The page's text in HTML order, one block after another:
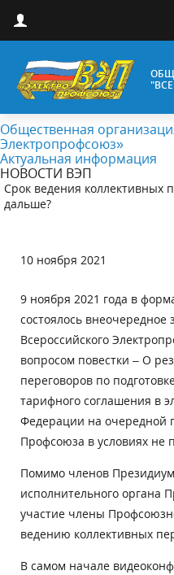
Общественная
Электропрофсоюз»
Актуальная информация
НОВОСТИ ВЭП
Срок ведения коллективных
дальше?
10 ноября 2021
9 ноября 2021 года в
состоялось внеочередное
Всероссийского
вопросом повестки – О
переговоров по
тарифного соглашения в
Федерации на очередной
Профсоюза в условиях не
Помимо членов
исполнительного органа
участие члены
ведению коллективных
В самом начале